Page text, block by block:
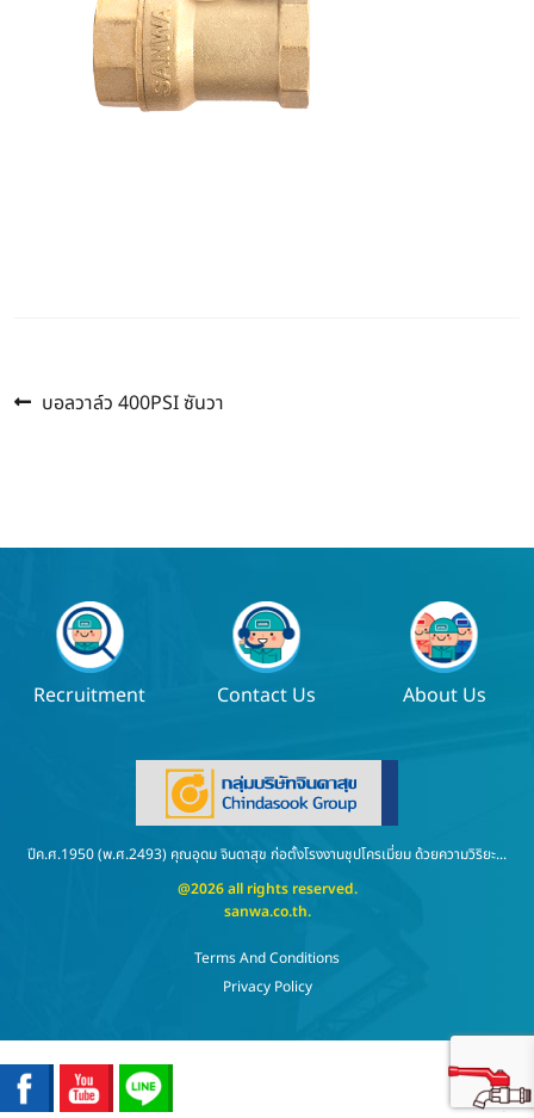
แนะแนว
Previous
บอลวาล์ว 400PSI ซันวา
Recruitment Contact Us About Us
ปีค.ศ.1950 (พ.ศ.2493) คุณอุดม จินดาสุข ก่อตั้งโรงงานชุปโครเมี่ยม ด้วยความวิริยะ...
@2026 all rights reserved.
sanwa.co.th.
Terms And Conditions
Privacy Policy